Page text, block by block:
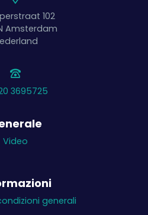
102
Amsterdam
3695725
Video
generali